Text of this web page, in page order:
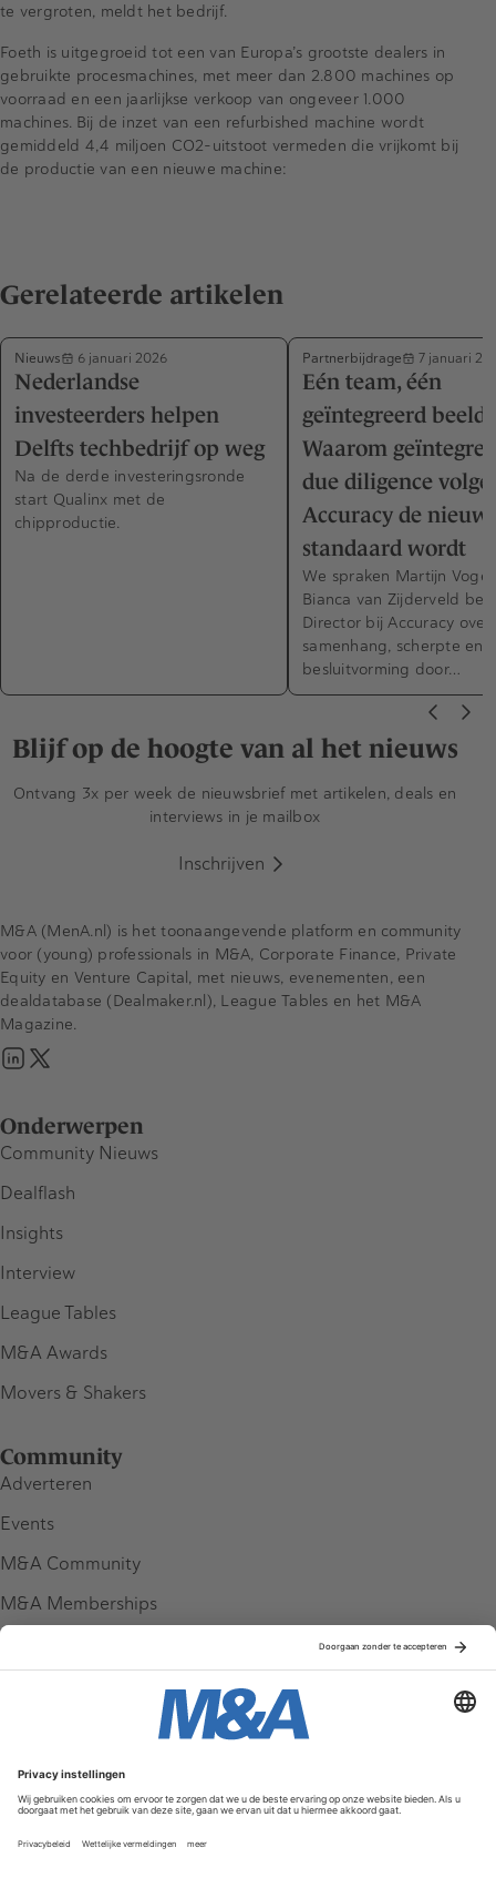
te vergroten, meldt het bedrijf.
Foeth is uitgegroeid tot een van Europa’s grootste dealers in
gebruikte procesmachines, met meer dan 2.800 machines op
voorraad en een jaarlijkse verkoop van ongeveer 1.000
machines. Bij de inzet van een refurbished machine wordt
gemiddeld 4,4 miljoen CO2-uitstoot vermeden die vrijkomt bij
de productie van een nieuwe machine:
Gerelateerde artikelen
Nieuws 6 januari 2026
Nederlandse
investeerders helpen
Delfts techbedrijf op weg
Na de derde investeringsronde
start Qualinx met de
chipproductie.
Partnerbijdrage 7 januari
Eén team, één
geïntegreerd beeld
Waarom
due diligence
Accuracy de
standaard wordt
We spraken Martijn
Bianca van Zijderveld
Director bij Accuracy over
samenhang, scherpte en
besluitvorming door…
Blijf op de hoogte van al het nieuws
Ontvang 3x per week de nieuwsbrief met artikelen, deals en
interviews in je mailbox
Inschrijven
Onderwerpen
Community Nieuws
Dealflash
Insights
Interview
League Tables
M&A Awards
Movers & Shakers
Community
Adverteren
Events
M&A Community
M&A Memberships
Service & Contact
Contact
FAQ
M&A (MenA.nl) is het toonaangevende platform en community
voor (young) professionals in M&A, Corporate Finance, Private
Equity en Venture Capital, met nieuws, evenementen, een
dealdatabase (Dealmaker.nl), League Tables en het M&A
Magazine.